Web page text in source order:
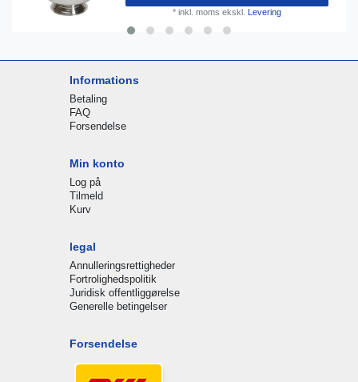
* inkl. moms ekskl. Levering
Informations
Betaling
FAQ
Forsendelse
Min konto
Log på
Tilmeld
Kurv
legal
Annulleringsrettigheder
Fortrolighedspolitik
Juridisk offentliggørelse
Generelle betingelser
Forsendelse